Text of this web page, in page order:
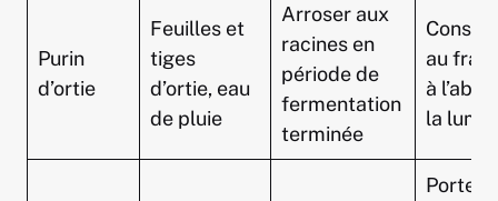
Purin
d’ortie
Feuilles et
tiges
d’ortie, eau
de pluie
Arroser aux
racines en
période de
fermentation
terminée
au
à l’abri
la
Porter